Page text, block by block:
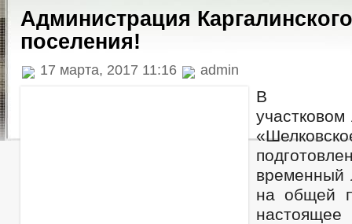
Администрация
поселения!
17 марта, 2017 11:16 admin
В
временный
на общей